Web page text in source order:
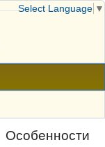
Особенности
Select Language ▼